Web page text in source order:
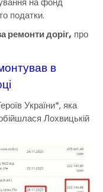
податки.
ремонти доріг, про
в
України*, яка
Лохвицькій